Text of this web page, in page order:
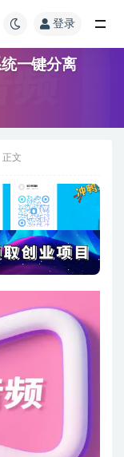
登录
一键分离
正文